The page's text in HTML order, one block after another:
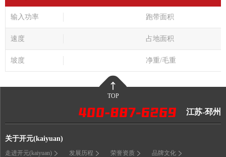
输入功率 跑带面积
速度 占地面积
坡度 净重/毛重
TOP
江苏-邳州
关于开元(kaiyuan)
走进开元(kaiyuan) 发展历程 荣誉资质 品牌文化